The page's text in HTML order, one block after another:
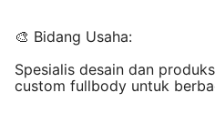
🎨 Bidang Usaha:
Spesialis desain dan
custom fullbody untuk